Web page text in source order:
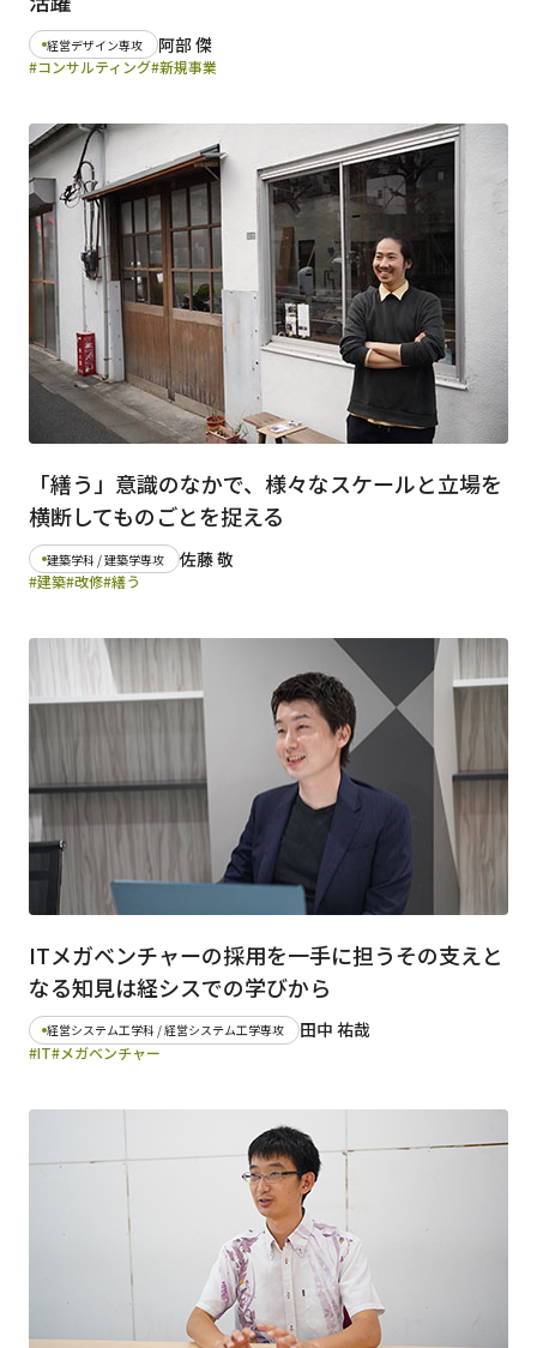
経営デザイン専攻 阿部 傑
#コンサルティング#新規事業
「繕う」意識のなかで、様々なスケールと立場を
横断してものごとを捉える
建築学科 / 建築学専攻 佐藤 敬
#建築#改修#繕う
ITメガベンチャーの採用を一手に担うその支えと
なる知見は経シスでの学びから
経営システム工学科 / 経営システム工学専攻 田中 祐哉
#IT#メガベンチャー